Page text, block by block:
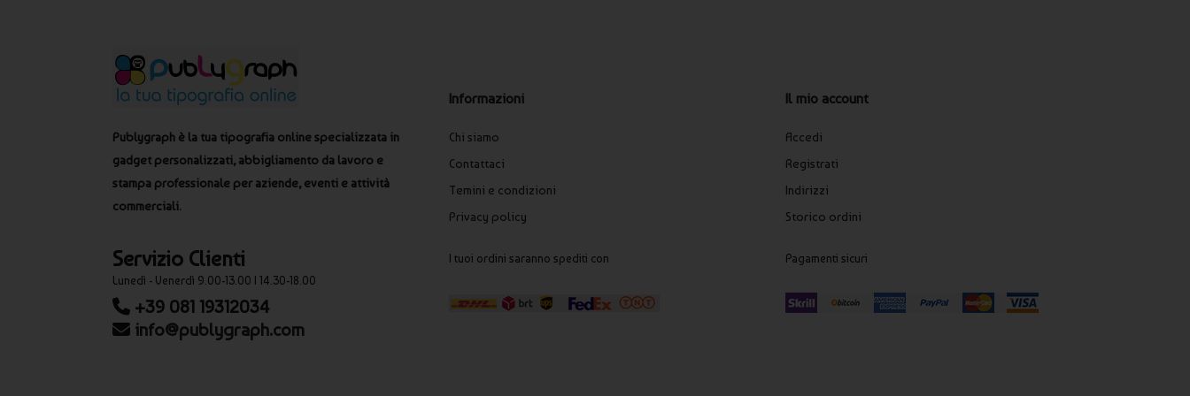
Publygraph è la tua tipografia online specializzata in
gadget personalizzati, abbigliamento da lavoro e
stampa professionale per aziende, eventi e attività
commerciali.
Servizio Clienti
Lunedì - Venerdì 9.00-13.00 | 14.30-18.00
+39 081 19312034
info@publygraph.com
Informazioni
Chi siamo
Contattaci
Temini e condizioni
Privacy policy
I tuoi ordini saranno spediti con
Il mio account
Accedi
Registrati
Indirizzi
Storico ordini
Pagamenti sicuri